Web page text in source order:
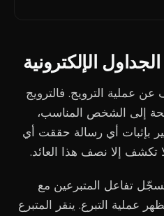
الإلكترونية
عن عملية الترويج. فالترويج
إلى الشخص المناسب،
بإثبات أي رسالة حققت أي
تكشف إلا نصف هذا العائد.
تُسجّل تفاعل المتبرعين مع
عملية التبرع. ينقر المتبرع